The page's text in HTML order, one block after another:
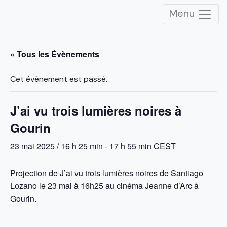
Menu
« Tous les Évènements
Cet évènement est passé.
J’ai vu trois lumières noires à
Gourin
23 mai 2025 / 16 h 25 min - 17 h 55 min CEST
Projection deJ’ai vu trois lumières noiresde Santiago
Lozano le 23 mai à 16h25 au cinéma Jeanne d’Arc à
Gourin.